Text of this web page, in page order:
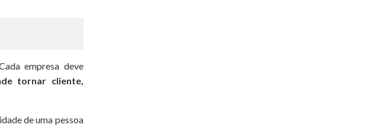
empresa deve
tornar cliente,
de uma pessoa